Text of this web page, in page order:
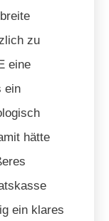
zu
eine
ein
hätte
ein klares